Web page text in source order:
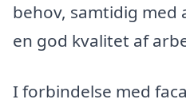
behov, samtidig med
en god kvalitet af
I forbindelse med